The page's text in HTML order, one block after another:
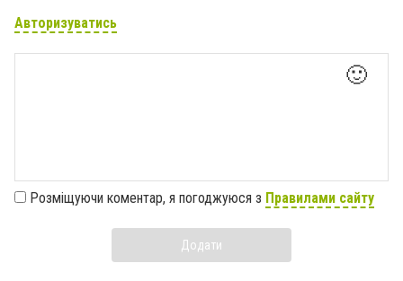
Авторизуватись
🙂
Розміщуючи коментар, я погоджуюся з Правилами сайту
Додати